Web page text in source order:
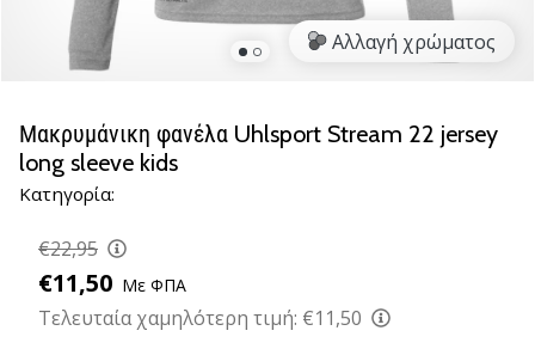
παπούτσια
handball
Accelerate
NITRO
SQD
5!
τις
τεχνικές
αναβαθμίσεις
Αλλαγή χρώματος
Μακρυμάνικη φανέλα Uhlsport Stream 22 jersey
long sleeve kids
Κατηγορία:
€22,95
€11,50 Με ΦΠΑ
Τελευταία χαμηλότερη τιμή: €11,50